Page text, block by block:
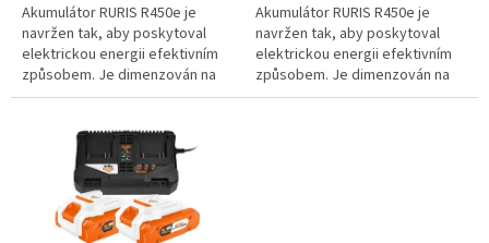
Akumulátor RURIS R450e je
navržen tak, aby poskytoval
elektrickou energii efektivním
způsobem. Je dimenzován na
40 V, 5 Ah, což znamená, že
elektřiny pro...
Akumulátor RURIS R450e je
navržen tak, aby poskytoval
elektrickou energii efektivním
způsobem. Je dimenzován na
40 V, 5 Ah, což znamená, že